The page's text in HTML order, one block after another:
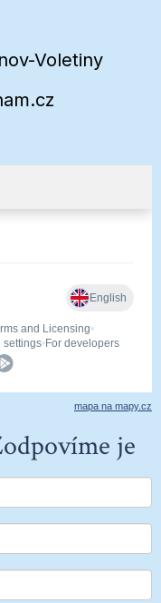
Voletiny
mapa na mapy.cz
je